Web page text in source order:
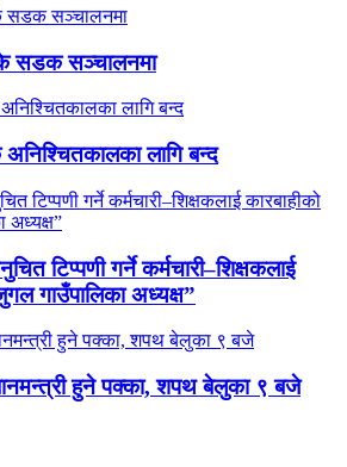
सडक सञ्चालनमा
लागि बन्द
टिप्पणी गर्ने कर्मचारी–शिक्षकलाई
गाउँपालिका अध्यक्ष”
हुने पक्का, शपथ बेलुका ९ बजे